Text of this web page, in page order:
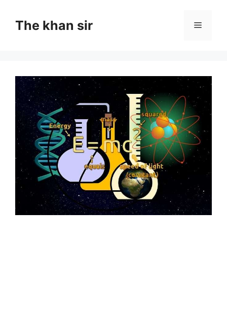
contentThe khan sir Menu